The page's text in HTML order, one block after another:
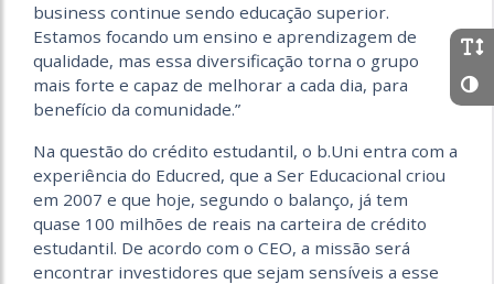
business continue sendo educação superior.
Estamos focando um ensino e aprendizagem de
qualidade, mas essa diversificação torna o grupo
mais forte e capaz de melhorar a cada dia, para
benefício da comunidade.”
Na questão do crédito estudantil, o b.Uni entra com a
experiência do Educred, que a Ser Educacional criou
em 2007 e que hoje, segundo o balanço, já tem
quase 100 milhões de reais na carteira de crédito
estudantil. De acordo com o CEO, a missão será
encontrar investidores que sejam sensíveis a esse